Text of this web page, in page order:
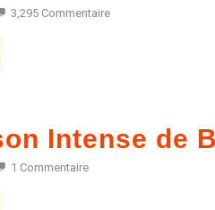
3,295 Commentaire
Intense de
1 Commentaire